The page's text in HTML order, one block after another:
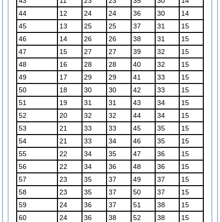
44
12 24 24 36 30
14
45
13 25 25 37 31
15
46
14 26 26 38 31
15
47
15 27 27 39 32
15
48
16 28 28 40 32
15
49
17 29 29 41 33
15
50
18 30 30 42 33
15
51
19 31 31 43 34
15
52
20 32 32 44 34
15
53
21 33 33 45 35
15
54
21 33 34 46 35
15
55
22 34 35 47 36
15
56
22 34 36 48 36
15
57
23 35 37 49 37
15
58
23 35 37 50 37
15
59
24 36 37 51 38
15
60
24 36 38 52 38
15